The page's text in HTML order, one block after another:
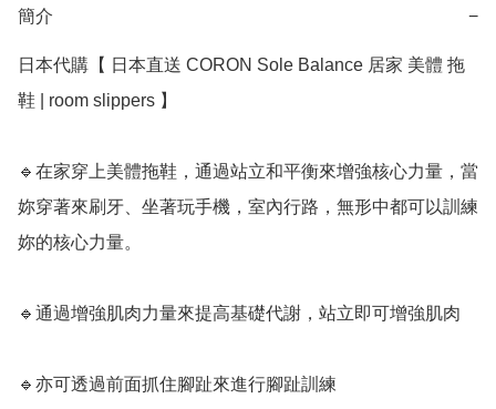
簡介 −
日本代購【 日本直送 CORON Sole Balance 居家 美體 拖
鞋 | room slippers 】 ﻿
🔹在家穿上美體拖鞋，通過站立和平衡來增強核心力量，當
妳穿著來刷牙、坐著玩手機，室內行路，無形中都可以訓練
妳的核心力量。
🔹通過增強肌肉力量來提高基礎代謝，站立即可增強肌肉
🔹亦可透過前面抓住腳趾來進行腳趾訓練